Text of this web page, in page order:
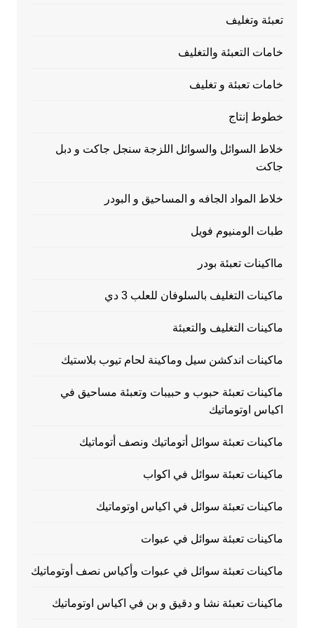
تعبئة وتغليف
خامات التعبئة والتغليف
خامات تعبئة و تغليف
خطوط إنتاج
خلاط السوائل والسوائل اللزجة سنجل جاكت و دبل
جاكت
خلاط المواد الجافه و المساحيق و البودر
طبات الومنيوم فويل
مااكينات تعبئة بودر
ماكينات التغليف بالسلوفان للعلب 3 دي
ماكينات التغليف والتعبئة
ماكينات اندكشن سيل وماكينة لحام تيوب بلاستيك
ماكينات تعبئة حبوب و حبيبات وتعبئة مساحيق في
اكياس اوتوماتيك
ماكينات تعبئة سوائل أتوماتيك ونصف أتوماتيك
ماكينات تعبئة سوائل في اكواب
ماكينات تعبئة سوائل في اكياس اوتوماتيك
ماكينات تعبئة سوائل في عبوات
ماكينات تعبئة سوائل في عبوات وأكياس نصف أوتوماتيك
ماكينات تعبئة نشا و دقيق و بن في اكياس اوتوماتيك